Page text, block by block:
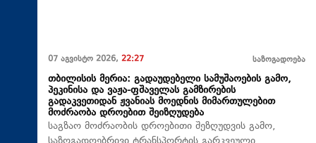
07 აგვისტო 2026, 22:27 საზოგადოება
თბილისის მერია: გადაუდებელი სამუშაოების გამო,
პეკინისა და ვაჟა-ფშაველას გამზირების
გადაკვეთიდან ჟვანიას მოედნის მიმართულებით
მოძრაობა დროებით შეიზღუდება
საგზაო მოძრაობის დროებითი შეზღუდვის გამო,